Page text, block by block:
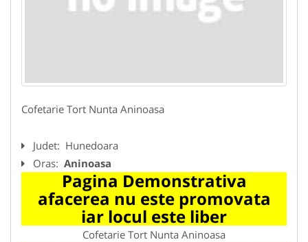
Cofetarie Tort Nunta Aninoasa
Judet: Hunedoara
Oras: Aninoasa
Pagina Demonstrativa
afacerea nu este promovata
iar locul este liber
Cofetarie Tort Nunta Aninoasa